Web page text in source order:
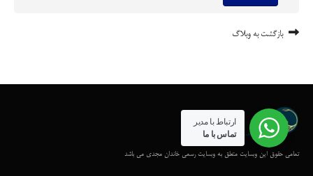
بازگشت به وبلاگ
تمامی حقوق این وبسایت متعلق به وبسایت رسمی خاندان مجدی می باشد
ارتباط با مدیر
تماس با ما